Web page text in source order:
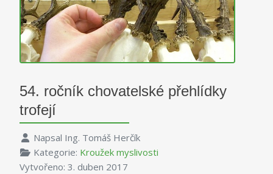
54. ročník chovatelské přehlídky
trofejí
Napsal Ing. Tomáš Herčík
Kategorie: Kroužek myslivosti
Vytvořeno: 3. duben 2017